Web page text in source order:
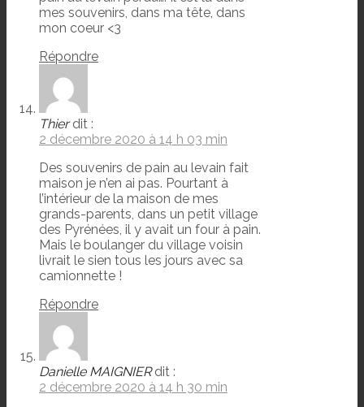
mes souvenirs, dans ma tête, dans
mon coeur <3
Répondre
Thier dit :
2 décembre 2020 à 14 h 03 min
Des souvenirs de pain au levain fait
maison je n’en ai pas. Pourtant à
l’intérieur de la maison de mes
grands-parents, dans un petit village
des Pyrénées, il y avait un four à pain.
Mais le boulanger du village voisin
livrait le sien tous les jours avec sa
camionnette !
Répondre
Danielle MAIGNIER dit :
2 décembre 2020 à 14 h 30 min